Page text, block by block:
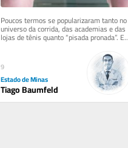
Poucos termos se popularizaram tanto no
universo da corrida, das academias e das
lojas de tênis quanto “pisada pronada”.
algum momento, muita...
9
Estado de Minas
Tiago Baumfeld